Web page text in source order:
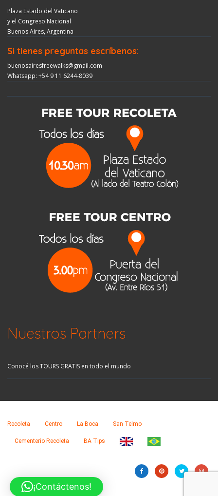
Plaza Estado del Vaticano
y el Congreso Nacional
Buenos Aires, Argentina
Si tienes preguntas escríbenos:
buenosairesfreewalks@gmail.com
Whatsapp: +54 9 11 6244-8039
Nuestros Partners
Conocé los TOURS GRATIS en todo el mundo
Recoleta Centro La Boca San Telmo
Cementerio Recoleta BA Tips
¡Contáctenos!